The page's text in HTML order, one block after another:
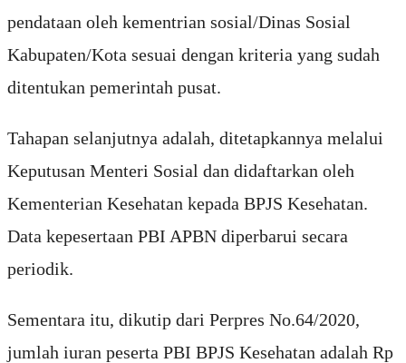
pendataan oleh kementrian sosial/Dinas Sosial
Kabupaten/Kota sesuai dengan kriteria yang sudah
ditentukan pemerintah pusat.
Tahapan selanjutnya adalah, ditetapkannya melalui
Keputusan Menteri Sosial dan didaftarkan oleh
Kementerian Kesehatan kepada BPJS Kesehatan.
Data kepesertaan PBI APBN diperbarui secara
periodik.
Sementara itu, dikutip dari Perpres No.64/2020,
jumlah iuran peserta PBI BPJS Kesehatan adalah Rp